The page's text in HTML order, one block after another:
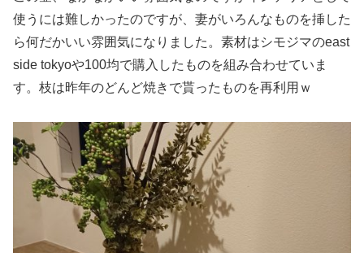
使うには難しかったのですが、妻がいろんなものを挿した
ら何だかいい雰囲気になりました。素材はシモジマのeast
side tokyoや100均で購入したものを組み合わせていま
す。枝は昨年のどんど焼きで貰ったものを再利用ｗ